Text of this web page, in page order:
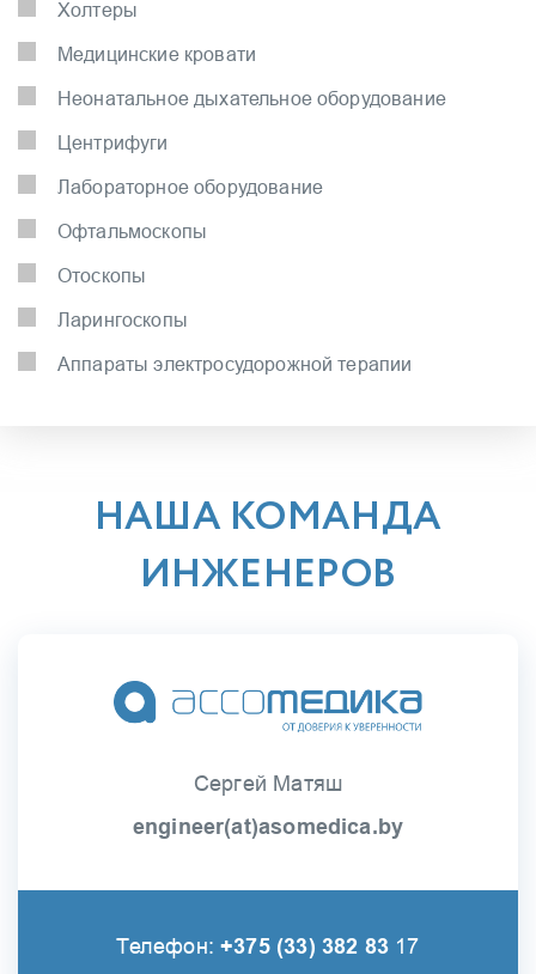
Холтеры
Медицинские кровати
Неонатальное дыхательное оборудование
Центрифуги
Лабораторное оборудование
Офтальмоскопы
Отоскопы
Ларингоскопы
Аппараты электросудорожной терапии
НАША КОМАНДА
ИНЖЕНЕРОВ
Сергей Матяш
engineer(at)asomedica.by
Телефон:+375 (33) 382 83 17